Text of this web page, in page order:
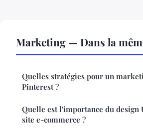
Marketing — Dans la
Quelles stratégies pour un
Pinterest ?
Quelle est l'importance du design
site e-commerce ?